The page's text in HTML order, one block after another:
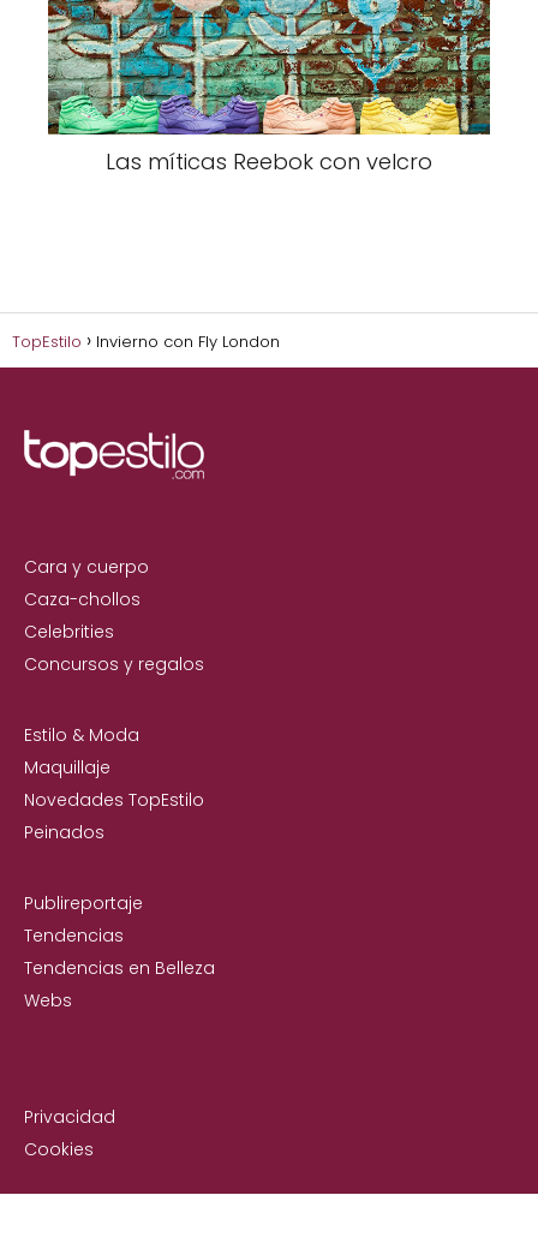
Las míticas Reebok con velcro
TopEstilo Invierno con Fly London
Cara y cuerpo
Caza-chollos
Celebrities
Concursos y regalos
Estilo & Moda
Maquillaje
Novedades TopEstilo
Peinados
Publireportaje
Tendencias
Tendencias en Belleza
Webs
Privacidad
Cookies